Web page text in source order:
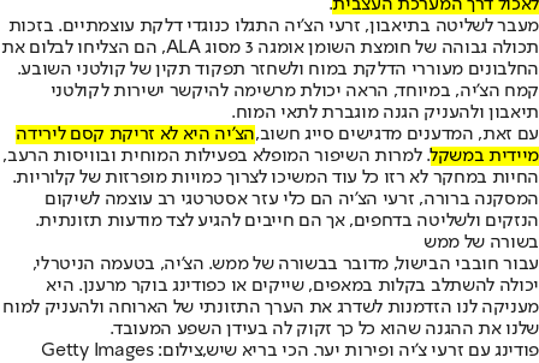
לאכול דרך המערכת העצבית.
מעבר לשליטה בתיאבון, זרעי הצ'יה התגלו כנוגדי דלקת עוצמתיים. בזכות
תכולה גבוהה של חומצת השומן אומגה 3 מסוג ALA, הם הצליחו לבלום את
החלבונים מעוררי הדלקת במוח ולשחזר תפקוד תקין של קולטני השובע.
קמח הצ'יה, במיוחד, הראה יכולת מרשימה להיקשר ישירות לקולטני
תיאבון ולהעניק הגנה מוגברת לתאי המוח.
עם זאת, המדענים מדגישים סייג חשוב,הצ'יה היא לא זריקת קסם לירידה
מיידית במשקל. למרות השיפור המופלא בפעילות המוחית ובוויסות הרעב,
החיות במחקר לא רזו כל עוד המשיכו לצרוך כמויות מופרזות של קלוריות.
המסקנה ברורה, זרעי הצ'יה הם כלי עזר אסטרטגי רב עוצמה לשיקום
הנזקים ולשליטה בדחפים, אך הם חייבים להגיע לצד מודעות תזונתית.
בשורה של ממש
עבור חובבי הבישול, מדובר בבשורה של ממש. הצ'יה, בטעמה הניטרלי,
יכולה להשתלב בקלות במאפים, שייקים או כפודינג בוקר מרענן. היא
מעניקה לנו הזדמנות לשדרג את הערך התזונתי של הארוחה ולהעניק למוח
שלנו את ההגנה שהוא כל כך זקוק לה בעידן השפע המעובד.
פודינג עם זרעי צ'יה ופירות יער. הכי בריא שיש,צילום: Getty Images